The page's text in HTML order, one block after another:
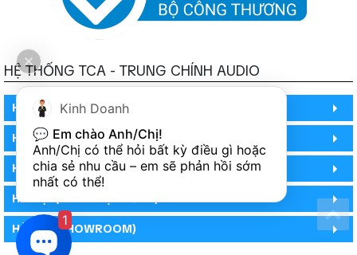
HỆ THỐNG TCA - TRUNG CHÍNH AUDIO
HỒ CHÍ MINH
HỒ CHÍ MINH
HỒ CHÍ MINH (PHÒNG BẢO HÀNH)
HÀ NỘI (DEMO HỆ THỐNG)
HÀ NỘI (SHOWROOM)
Kinh Doanh
💬 Em chào Anh/Chị!
Anh/Chị có thể hỏi bất kỳ điều gì hoặc
chia sẻ nhu cầu – em sẽ phản hồi sớm
nhất có thể!
1